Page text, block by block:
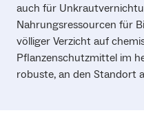
auch für
Nahrungsressourcen für
völliger Verzicht auf
Pflanzenschutzmittel im
robuste, an den Standort